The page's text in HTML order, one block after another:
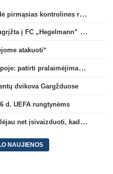
Vaikinų U15 rinktinė Taline sužaidė pirmąsias kontrolines rungtynes
Kristupas–Algirdas Padegimas sugrįžta į FC „Hegelmann” B sudėtį
atakuoti“
Lietuvos klubų pasirodymai Europoje: patirti pralaimėjimai Kroatijos atstovams
dvikova Gargžduose
d. UEFA rungtynėms
M. Capanas: „Prieš pusmetį negalėjau net įsivaizduoti, kad žaisime prieš „Hajduk“
NAUJIENOS